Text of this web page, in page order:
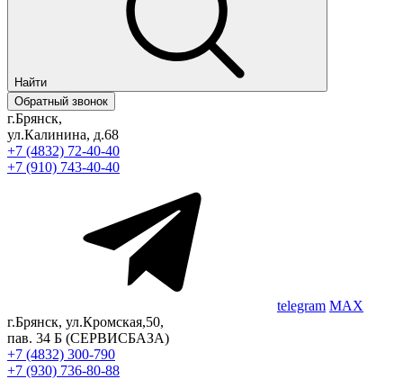
Найти
Обратный звонок
г.Брянск,
ул.Калинина, д.68
+7 (4832) 72-40-40
+7 (910) 743-40-40
telegram MAX
г.Брянск, ул.Кромская,50,
пав. 34 Б (СЕРВИСБАЗА)
+7 (4832) 300-790
+7 (930) 736-80-88